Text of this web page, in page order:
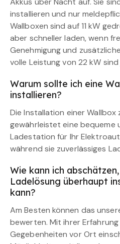
installieren und nur
Wallboxen sind auf 11 kW
aber schneller laden, wenn
Genehmigung und
volle Leistung von 22 kW
Warum sollte ich eine
installieren?
Die Installation einer Wallbox
gewährleistet eine bequeme
Ladestation für Ihr
während sie zuverlässiges
Wie kann ich
Ladelösung überhaupt
kann?
Am Besten können das
bewerten. Mit ihrer Erfahrung
Gegebenheiten vor Ort